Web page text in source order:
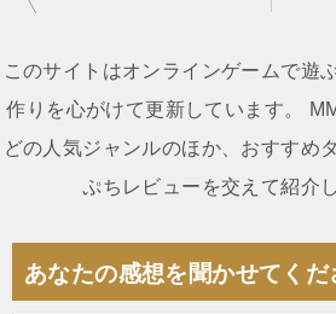
投
ナ
ビ
ゲ
シ
ョ
このサイトはオンラインゲームで遊
作りを心がけて更新しています。
どの人気ジャンルのほか、おすすめ
ぷちレビューを交えて紹介
あなたの感想を聞かせてくだ